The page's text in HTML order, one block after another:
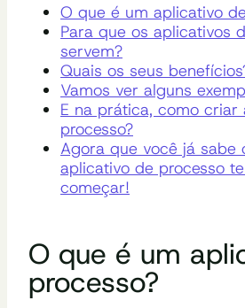
O que é um aplicativo
Para que os aplicativos
servem?
Quais os seus
Vamos ver alguns
E na prática, como criar
processo?
Agora que você já sabe
aplicativo de processo
começar!
O que é um
processo?